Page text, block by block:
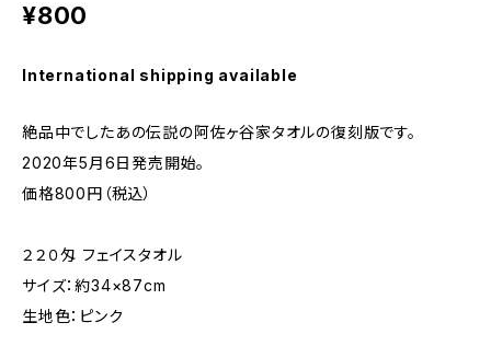
¥800
International shipping available
絶品中でしたあの伝説の阿佐ヶ谷家タオルの復刻版です。
2020年5月6日発売開始。
価格800円（税込）
２２０匁 フェイスタオル
サイズ：約34×87cm
生地色：ピンク